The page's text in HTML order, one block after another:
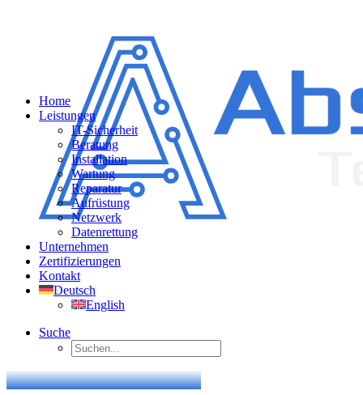
Home
Leistungen
IT-Sicherheit
Beratung
Installation
Wartung
Reparatur
Aufrüstung
Netzwerk
Datenrettung
Unternehmen
Zertifizierungen
Kontakt
Deutsch
English
Suche